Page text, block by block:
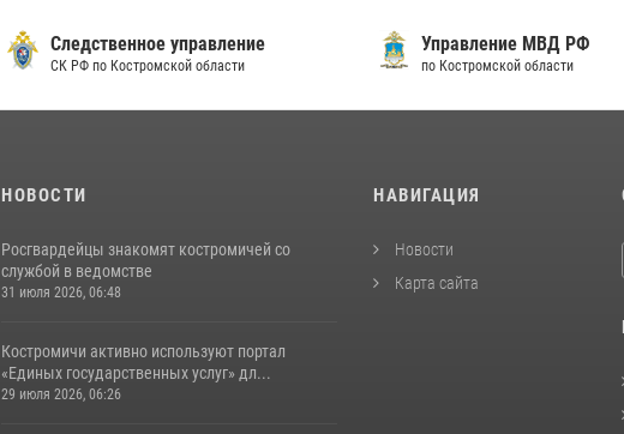
Следственное управление
СК РФ по Костромской области
Управление МВД РФ
по Костромской области
НОВОСТИ
Росгвардейцы знакомят костромичей со
службой в ведомстве
31 июля 2026, 06:48
Костромичи активно используют портал
«Единых государственных услуг» дл...
29 июля 2026, 06:26
НАВИГАЦИЯ
Новости
Карта сайта